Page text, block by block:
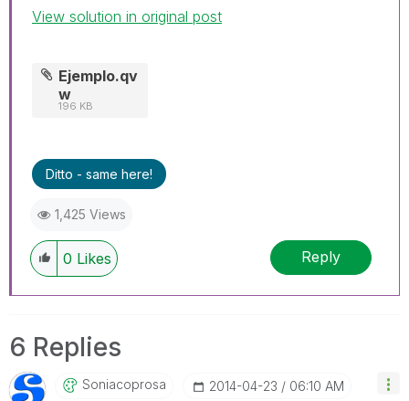
View solution in original post
Ejemplo.qv
w
196 KB
Ditto - same here!
1,425 Views
0 Likes Reply
6 Replies
Soniacoprosa ‎2014-04-23 06:10 AM